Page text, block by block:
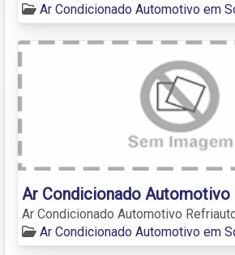
Ar Condicionado Automotivo em
Ar Condicionado Automotivo
Ar Condicionado Automotivo
Ar Condicionado Automotivo em